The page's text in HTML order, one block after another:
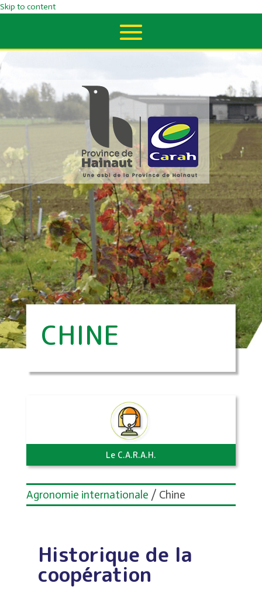
Skip to content
CHINE
Le C.A.R.A.H.
Agronomie internationale / Chine
Historique de la
coopération